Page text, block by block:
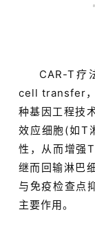
CAR-T疗
cell transfer，
种基因工程技
效应细胞(如T
性，从而增强
继而回输淋巴
与免疫检查点
主要作用。